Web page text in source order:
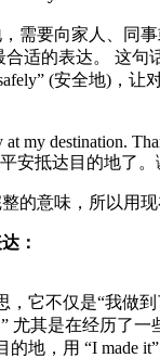
需要向家人、同事
合适的表达。 这
(安全地)，让
at my destination.
平安抵达目的地了
的意味，所以用现
：
，它不仅是“我做
尤其是在经历了一
的地，用 “I made